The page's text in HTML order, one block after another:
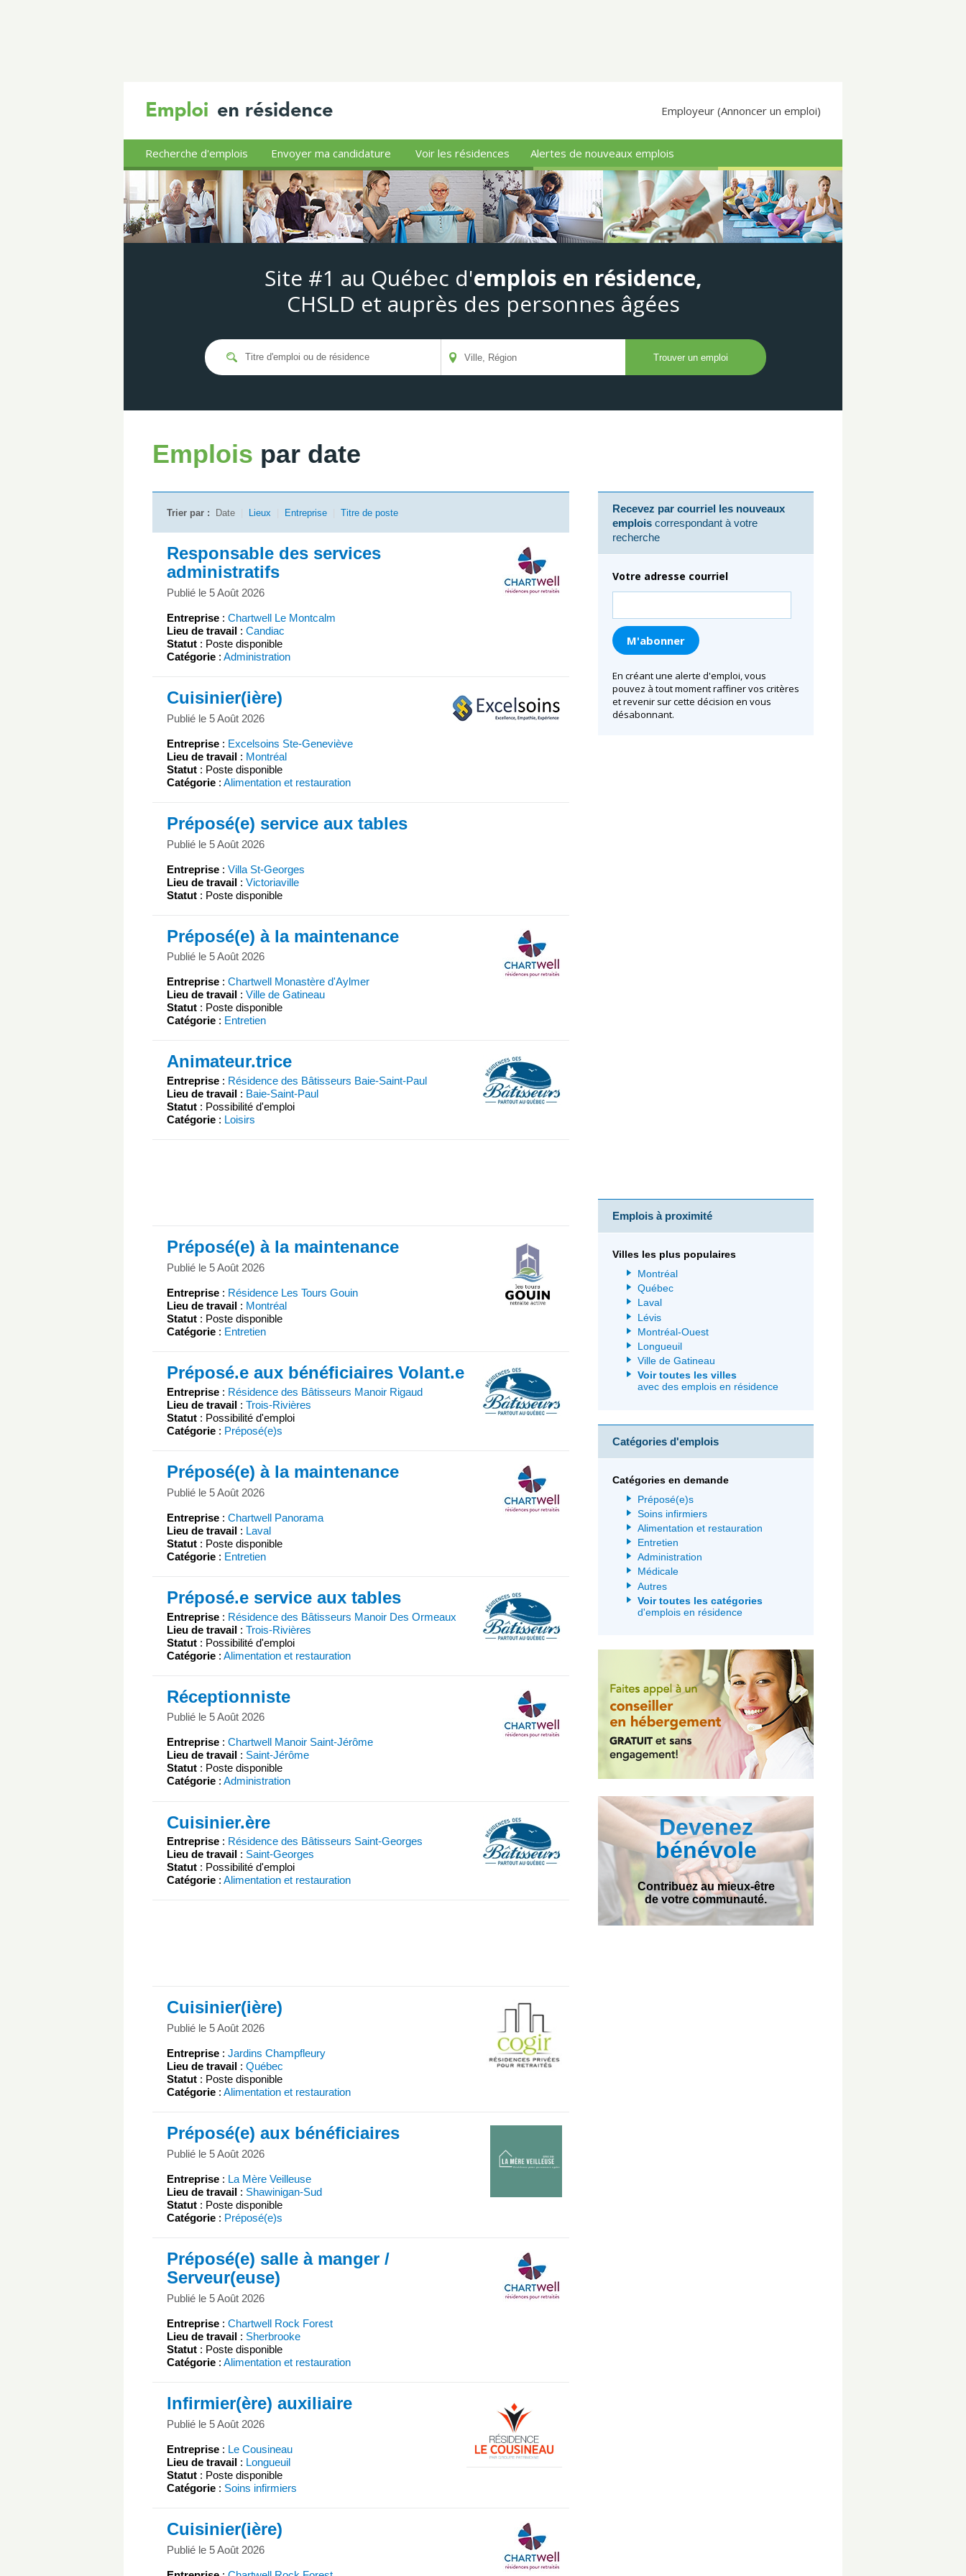
Employeur (Annoncer un emploi)
Recherche d'emplois Envoyer ma candidature Voir les résidences Alertes de nouveaux emplois
Site #1 au Québec d'emplois en résidence,
CHSLD et auprès des personnes âgées
Emplois par date
Trier par : Date Lieux Entreprise Titre de poste
Responsable des services
administratifs
Publié le 5 Août 2026
Entreprise : Chartwell Le Montcalm
Lieu de travail : Candiac
Statut : Poste disponible
Catégorie : Administration
Cuisinier(ière)
Publié le 5 Août 2026
Entreprise : Excelsoins Ste-Geneviève
Lieu de travail : Montréal
Statut : Poste disponible
Catégorie : Alimentation et restauration
Préposé(e) service aux tables
Publié le 5 Août 2026
Entreprise : Villa St-Georges
Lieu de travail : Victoriaville
Statut : Poste disponible
Préposé(e) à la maintenance
Publié le 5 Août 2026
Entreprise : Chartwell Monastère d'Aylmer
Lieu de travail : Ville de Gatineau
Statut : Poste disponible
Catégorie : Entretien
Animateur.trice
Entreprise : Résidence des Bâtisseurs Baie-Saint-Paul
Lieu de travail : Baie-Saint-Paul
Statut : Possibilité d'emploi
Catégorie : Loisirs
Préposé(e) à la maintenance
Publié le 5 Août 2026
Entreprise : Résidence Les Tours Gouin
Lieu de travail : Montréal
Statut : Poste disponible
Catégorie : Entretien
Préposé.e aux bénéficiaires Volant.e
Entreprise : Résidence des Bâtisseurs Manoir Rigaud
Lieu de travail : Trois-Rivières
Statut : Possibilité d'emploi
Catégorie : Préposé(e)s
Préposé(e) à la maintenance
Publié le 5 Août 2026
Entreprise : Chartwell Panorama
Lieu de travail : Laval
Statut : Poste disponible
Catégorie : Entretien
Préposé.e service aux tables
Entreprise : Résidence des Bâtisseurs Manoir Des Ormeaux
Lieu de travail : Trois-Rivières
Statut : Possibilité d'emploi
Catégorie : Alimentation et restauration
Réceptionniste
Publié le 5 Août 2026
Entreprise : Chartwell Manoir Saint-Jérôme
Lieu de travail : Saint-Jérôme
Statut : Poste disponible
Catégorie : Administration
Cuisinier.ère
Entreprise : Résidence des Bâtisseurs Saint-Georges
Lieu de travail : Saint-Georges
Statut : Possibilité d'emploi
Catégorie : Alimentation et restauration
Cuisinier(ière)
Publié le 5 Août 2026
Entreprise : Jardins Champfleury
Lieu de travail : Québec
Statut : Poste disponible
Catégorie : Alimentation et restauration
Préposé(e) aux bénéficiaires
Publié le 5 Août 2026
Entreprise : La Mère Veilleuse
Lieu de travail : Shawinigan-Sud
Statut : Poste disponible
Catégorie : Préposé(e)s
Préposé(e) salle à manger /
Serveur(euse)
Publié le 5 Août 2026
Entreprise : Chartwell Rock Forest
Lieu de travail : Sherbrooke
Statut : Poste disponible
Catégorie : Alimentation et restauration
Infirmier(ère) auxiliaire
Publié le 5 Août 2026
Entreprise : Le Cousineau
Lieu de travail : Longueuil
Statut : Poste disponible
Catégorie : Soins infirmiers
Cuisinier(ière)
Publié le 5 Août 2026
Recevez par courriel les nouveaux
emplois correspondant à votre
recherche
Votre adresse courriel
En créant une alerte d'emploi, vous
pouvez à tout moment raffiner vos critères
et revenir sur cette décision en vous
désabonnant.
Emplois à proximité
Villes les plus populaires
Montréal
Québec
Laval
Lévis
Montréal-Ouest
Longueuil
Ville de Gatineau
Voir toutes les villes
avec des emplois en résidence
Catégories d'emplois
Catégories en demande
Préposé(e)s
Soins infirmiers
Alimentation et restauration
Entretien
Administration
Médicale
Autres
Voir toutes les catégories
d'emplois en résidence
Devenez
bénévole
Contribuez au mieux-être
de votre communauté.